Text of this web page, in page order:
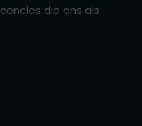
die ons als